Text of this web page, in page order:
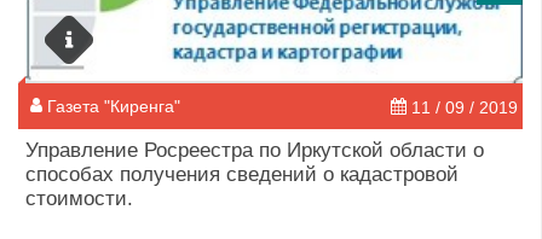
Газета "Киренга" 11 / 09 / 2019
Управление Росреестра по Иркутской области о
способах получения сведений о кадастровой
стоимости.